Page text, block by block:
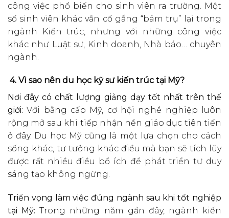
công việc phổ biến cho sinh viên ra trường. Một
số sinh viên khác vẫn cố gắng “bám trụ” lại trong
ngành Kiến trúc, nhưng với những công việc
khác như Luật sư, Kinh doanh, Nhà báo… chuyên
ngành.
4. Vì sao nên du học kỹ sư kiến trúc tại Mỹ?
Nơi đây có chất lượng giảng dạy tốt nhất trên thế
giới: Với bằng cấp Mỹ, cơ hội nghề nghiệp luôn
rộng mở sau khi tiếp nhận nền giáo dục tiên tiến
ở đây. Du học Mỹ cũng là một lựa chọn cho cách
sống khác, tư tưởng khác điều mà bạn sẽ tích lũy
được rất nhiều điều bổ ích để phát triển tư duy
sáng tạo không ngừng.
Triển vọng làm việc đúng ngành sau khi tốt nghiệp
tại Mỹ: Trong những năm gần đây, ngành kiến